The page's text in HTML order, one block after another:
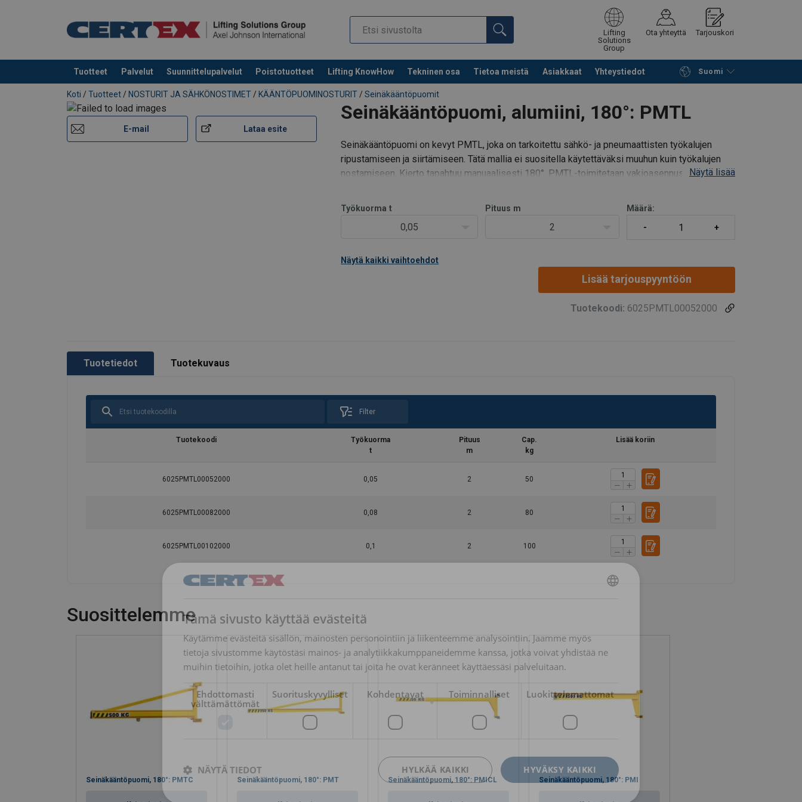
Lifting
Solutions
Group
Ota yhteyttä Tarjouskori
Tuotteet Palvelut Suunnittelupalvelut Poistotuotteet Lifting KnowHow Tekninen osa Tietoa meistä Asiakkaat Yhteystiedot Suomi
Tuote lisätty tarjouspyyntöön Jatka selailua Tuotekoriin
Koti / Tuotteet / NOSTURIT JA SÄHKÖNOSTIMET / KÄÄNTÖPUOMINOSTURIT / Seinäkääntöpuomit
Seinäkääntöpuomi, alumiini, 180°: PMTL
E-mail Lataa esite
Seinäkääntöpuomi on kevyt PMTL, joka on tarkoitettu sähkö- ja pneumaattisten työkalujen
ripustamiseen ja siirtämiseen. Tätä mallia ei suositella käytettäväksi muuhun kuin työkalujen
nostamiseen. Kierto tapahtuu manuaalisesti 180°. PMTL-toimitetaan vakioasennustelineillä.
Näytä lisää
Työkuorma t
0,05
Pituus m
2
Määrä:
Näytä kaikki vaihtoehdot
Lisää tarjouspyyntöön
Tuotekoodi: 6025PMTL00052000
Tuotetiedot Tuotekuvaus
Filter
Tuotekoodi
Työkuorma
t
Pituus
m
Cap.
kg
Lisää koriin
6025PMTL00052000 0,05 2 50
6025PMTL00082000 0,08 2 80
6025PMTL00102000 0,1 2 100
Suosittelemme
Seinäkääntöpuomi, 180°: PMTC Seinäkääntöpuomi, 180°: PMT Seinäkääntöpuomi, 180°: PMICL Seinäkääntöpuomi, 180°: PMI
Tämä sivusto käyttää evästeitä
Käytämme evästeitä sisällön, mainosten personointiin ja liikenteemme analysointiin. Jaamme myös
tietoja sivustomme käytöstäsi mainos- ja analytiikkakumppaneidemme kanssa, jotka voivat yhdistää ne
muihin tietoihin, jotka olet heille antanut tai joita he ovat keränneet käyttäessäsi palveluitaan.
Ehdottomasti
välttämättömät
Suorituskyvylliset Kohdentavat Toiminnalliset Luokittelemattomat
HYVÄKSY KAIKKI
HYLKÄÄ KAIKKI
NÄYTÄ TIEDOT